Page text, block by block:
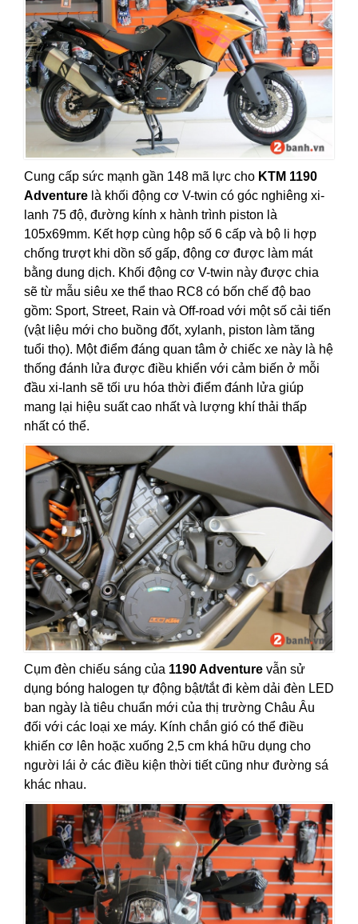
Cung cấp sức mạnh gần 148 mã lực cho KTM 1190
Adventure là khối động cơ V-twin có góc nghiêng xi-
lanh 75 độ, đường kính x hành trình piston là
105x69mm. Kết hợp cùng hộp số 6 cấp và bộ li hợp
chống trượt khi dồn số gấp, động cơ được làm mát
bằng dung dịch. Khối động cơ V-twin này được chia
sẽ từ mẫu siêu xe thể thao RC8 có bốn chế độ bao
gồm: Sport, Street, Rain và Off-road với một số cải tiến
(vật liệu mới cho buồng đốt, xylanh, piston làm tăng
tuổi thọ). Một điểm đáng quan tâm ở chiếc xe này là hệ
thống đánh lửa được điều khiển với cảm biến ở mỗi
đầu xi-lanh sẽ tối ưu hóa thời điểm đánh lửa giúp
mang lại hiệu suất cao nhất và lượng khí thải thấp
nhất có thể.
Cụm đèn chiếu sáng của 1190 Adventure vẫn sử
dụng bóng halogen tự động bật/tắt đi kèm dải đèn LED
ban ngày là tiêu chuẩn mới của thị trường Châu Âu
đối với các loại xe máy. Kính chắn gió có thể điều
khiến cơ lên hoặc xuống 2,5 cm khá hữu dụng cho
người lái ở các điều kiện thời tiết cũng như đường sá
khác nhau.